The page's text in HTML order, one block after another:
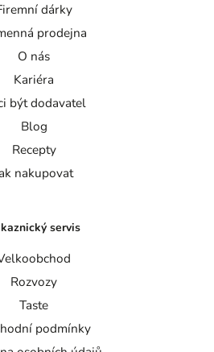
dárky
prodejna
O nás
Kariéra
být dodavatel
Blog
Recepty
nakupovat
servis
Rozvozy
Taste
podmínky